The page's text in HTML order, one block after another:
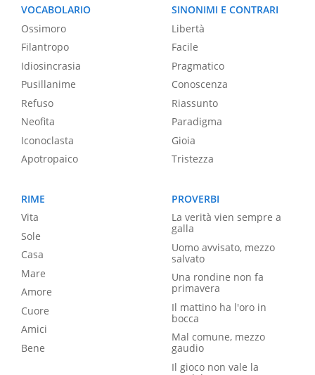
VOCABOLARIO
Ossimoro
Filantropo
Idiosincrasia
Pusillanime
Refuso
Neofita
Iconoclasta
Apotropaico
SINONIMI E CONTRARI
Libertà
Facile
Pragmatico
Conoscenza
Riassunto
Paradigma
Gioia
Tristezza
RIME
Vita
Sole
Casa
Mare
Amore
Cuore
Amici
Bene
PROVERBI
La verità vien sempre a
galla
Uomo avvisato, mezzo
salvato
Una rondine non fa
primavera
Il mattino ha l'oro in
bocca
Mal comune, mezzo
gaudio
Il gioco non vale la